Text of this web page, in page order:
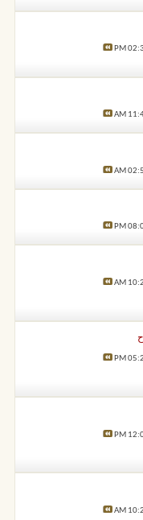
02:34
11:41
02:54
08:05
10:24
05:29
12:09
10:21